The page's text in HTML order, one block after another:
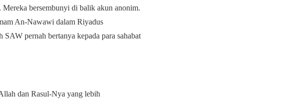
Mereka bersembunyi di balik akun anonim.
An-Nawawi dalam Riyadus
pernah bertanya kepada para sahabat
dan Rasul-Nya yang lebih